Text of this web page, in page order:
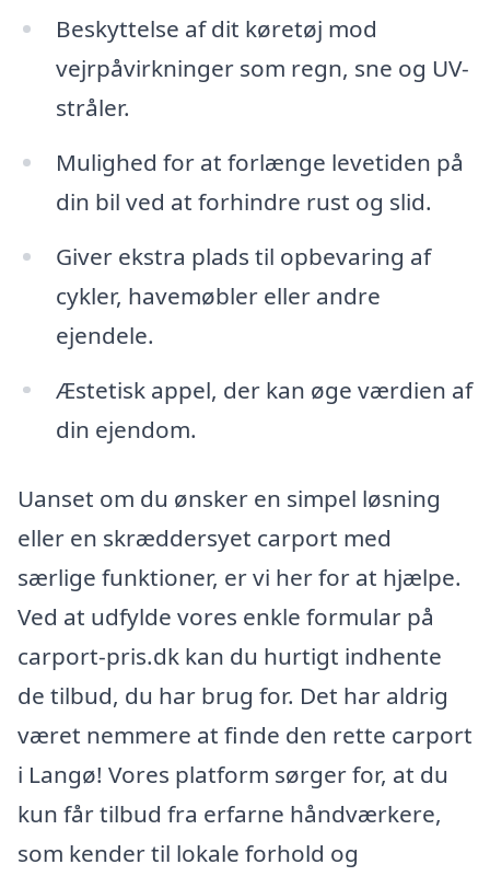
Beskyttelse af dit køretøj mod
vejrpåvirkninger som regn, sne og UV-
stråler.
Mulighed for at forlænge levetiden på
din bil ved at forhindre rust og slid.
Giver ekstra plads til opbevaring af
cykler, havemøbler eller andre
ejendele.
Æstetisk appel, der kan øge værdien af
din ejendom.
Uanset om du ønsker en simpel løsning
eller en skræddersyet carport med
særlige funktioner, er vi her for at hjælpe.
Ved at udfylde vores enkle formular på
carport-pris.dk kan du hurtigt indhente
de tilbud, du har brug for. Det har aldrig
været nemmere at finde den rette carport
i Langø! Vores platform sørger for, at du
kun får tilbud fra erfarne håndværkere,
som kender til lokale forhold og